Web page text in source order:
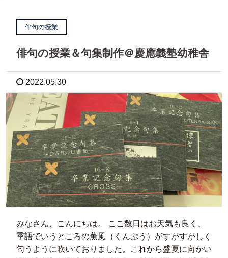
俳句の授業
俳句の授業＆句集制作＠慶應義塾幼稚舎
2022.05.30
みなさん、こんにちは。 ここ数日はお天気も良く、
季語でいうところの薫風（くんぷう）がすがすがしく
匂うように吹いておりました。これから盛夏に向かい